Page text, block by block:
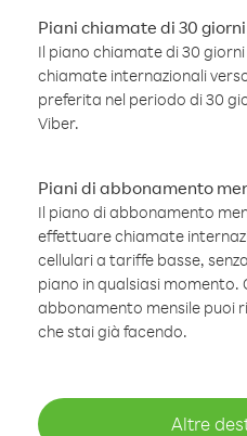
Piani chiamate di 30 giorni
Il piano chiamate di 30
chiamate internazionali
preferita nel periodo di 30
Viber.
Piani di abbonamento
Il piano di abbonamento
effettuare chiamate
cellulari a tariffe basse,
piano in qualsiasi momento.
abbonamento mensile puoi
che stai già facendo.
Altre